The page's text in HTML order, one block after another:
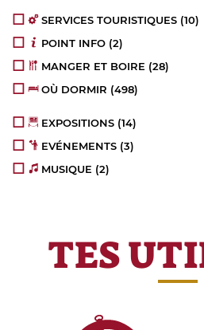
SERVICES TOURISTIQUES (10)
POINT INFO (2)
MANGER ET BOIRE (28)
OÙ DORMIR (498)
EXPOSITIONS (14)
EVÉNEMENTS (3)
MUSIQUE (2)
TES